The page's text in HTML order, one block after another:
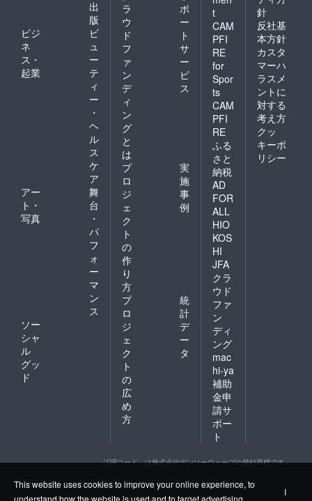
This website uses cookies to improve your online experience, to
understand how the website is used and to target advertising.
I
出
版
ビジ
ネ
ス・
起業
ビ
ュ
ー
テ
ィ
ー
・
ヘ
ル
ス
ケ
ア
アー
ト・
写真
舞
台
・
パ
フ
ォ
ー
マ
ン
ス
ソー
シャ
ル
グッ
ド
ラ
ウ
ド
フ
ァ
ン
デ
ィ
ン
グ
と
は
ポ
ー
ト
サ
ー
ビ
ス
プ
ロ
ジ
ェ
ク
ト
の
作
り
方
実
施
事
例
プ
ロ
ジ
ェ
ク
ト
の
広
め
方
統
計
デ
ー
タ
t
CAM
PFI
RE
for
Spor
ts
CAM
PFI
RE
ふる
さと
納税
AD
FOR
ALL
HIO
KOS
HI
JFA
クラ
ウド
ファ
ン
ディ
ング
mac
hi-ya
補助
金申
請サ
ポー
ト
針
反社基
本方針
カスタ
マーハ
ラスメ
ントに
対する
考え方
クッ
キーポ
リシー
「QRコード」は株式会社デンソーウェーブの登録商標です。